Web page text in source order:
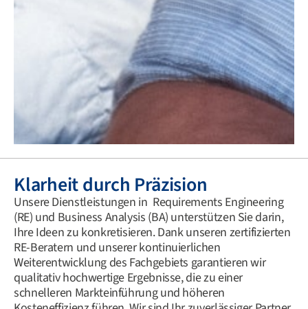
Klarheit durch Präzision
Unsere Dienstleistungen in Requirements Engineering
(RE) und Business Analysis (BA) unterstützen Sie darin,
Ihre Ideen zu konkretisieren. Dank unseren zertifizierten
RE-Beratern und unserer kontinuierlichen
Weiterentwicklung des Fachgebiets garantieren wir
qualitativ hochwertige Ergebnisse, die zu einer
schnelleren Markteinführung und höheren